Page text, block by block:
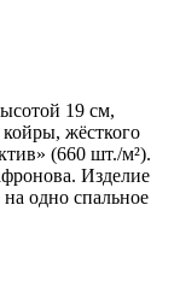
19 см,
жёсткого
(660 шт./м²).
Изделие
одно спальное